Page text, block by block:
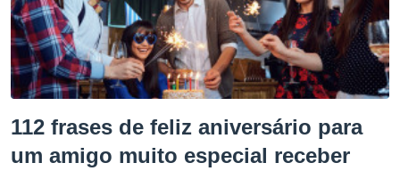
112 frases de feliz aniversário para
um amigo muito especial receber